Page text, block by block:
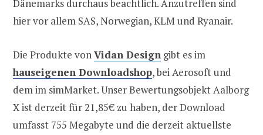
Dänemarks durchaus beachtlich. Anzutreffen sind
hier vor allem SAS, Norwegian, KLM und Ryanair.
Die Produkte vonVidan Design gibt es im
hauseigenen Downloadshop, bei Aerosoft und
dem im simMarket. Unser Bewertungsobjekt Aalborg
X ist derzeit für 21,85€ zu haben, der Download
umfasst 755 Megabyte und die derzeit aktuellste